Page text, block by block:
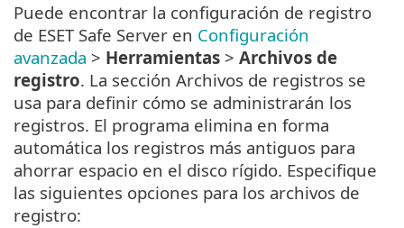
Puede encontrar la configuración de registro
de ESET Safe Server en Configuración
avanzada > Herramientas > Archivos de
registro. La sección Archivos de registros se
usa para definir cómo se administrarán los
registros. El programa elimina en forma
automática los registros más antiguos para
ahorrar espacio en el disco rígido. Especifique
las siguientes opciones para los archivos de
registro: